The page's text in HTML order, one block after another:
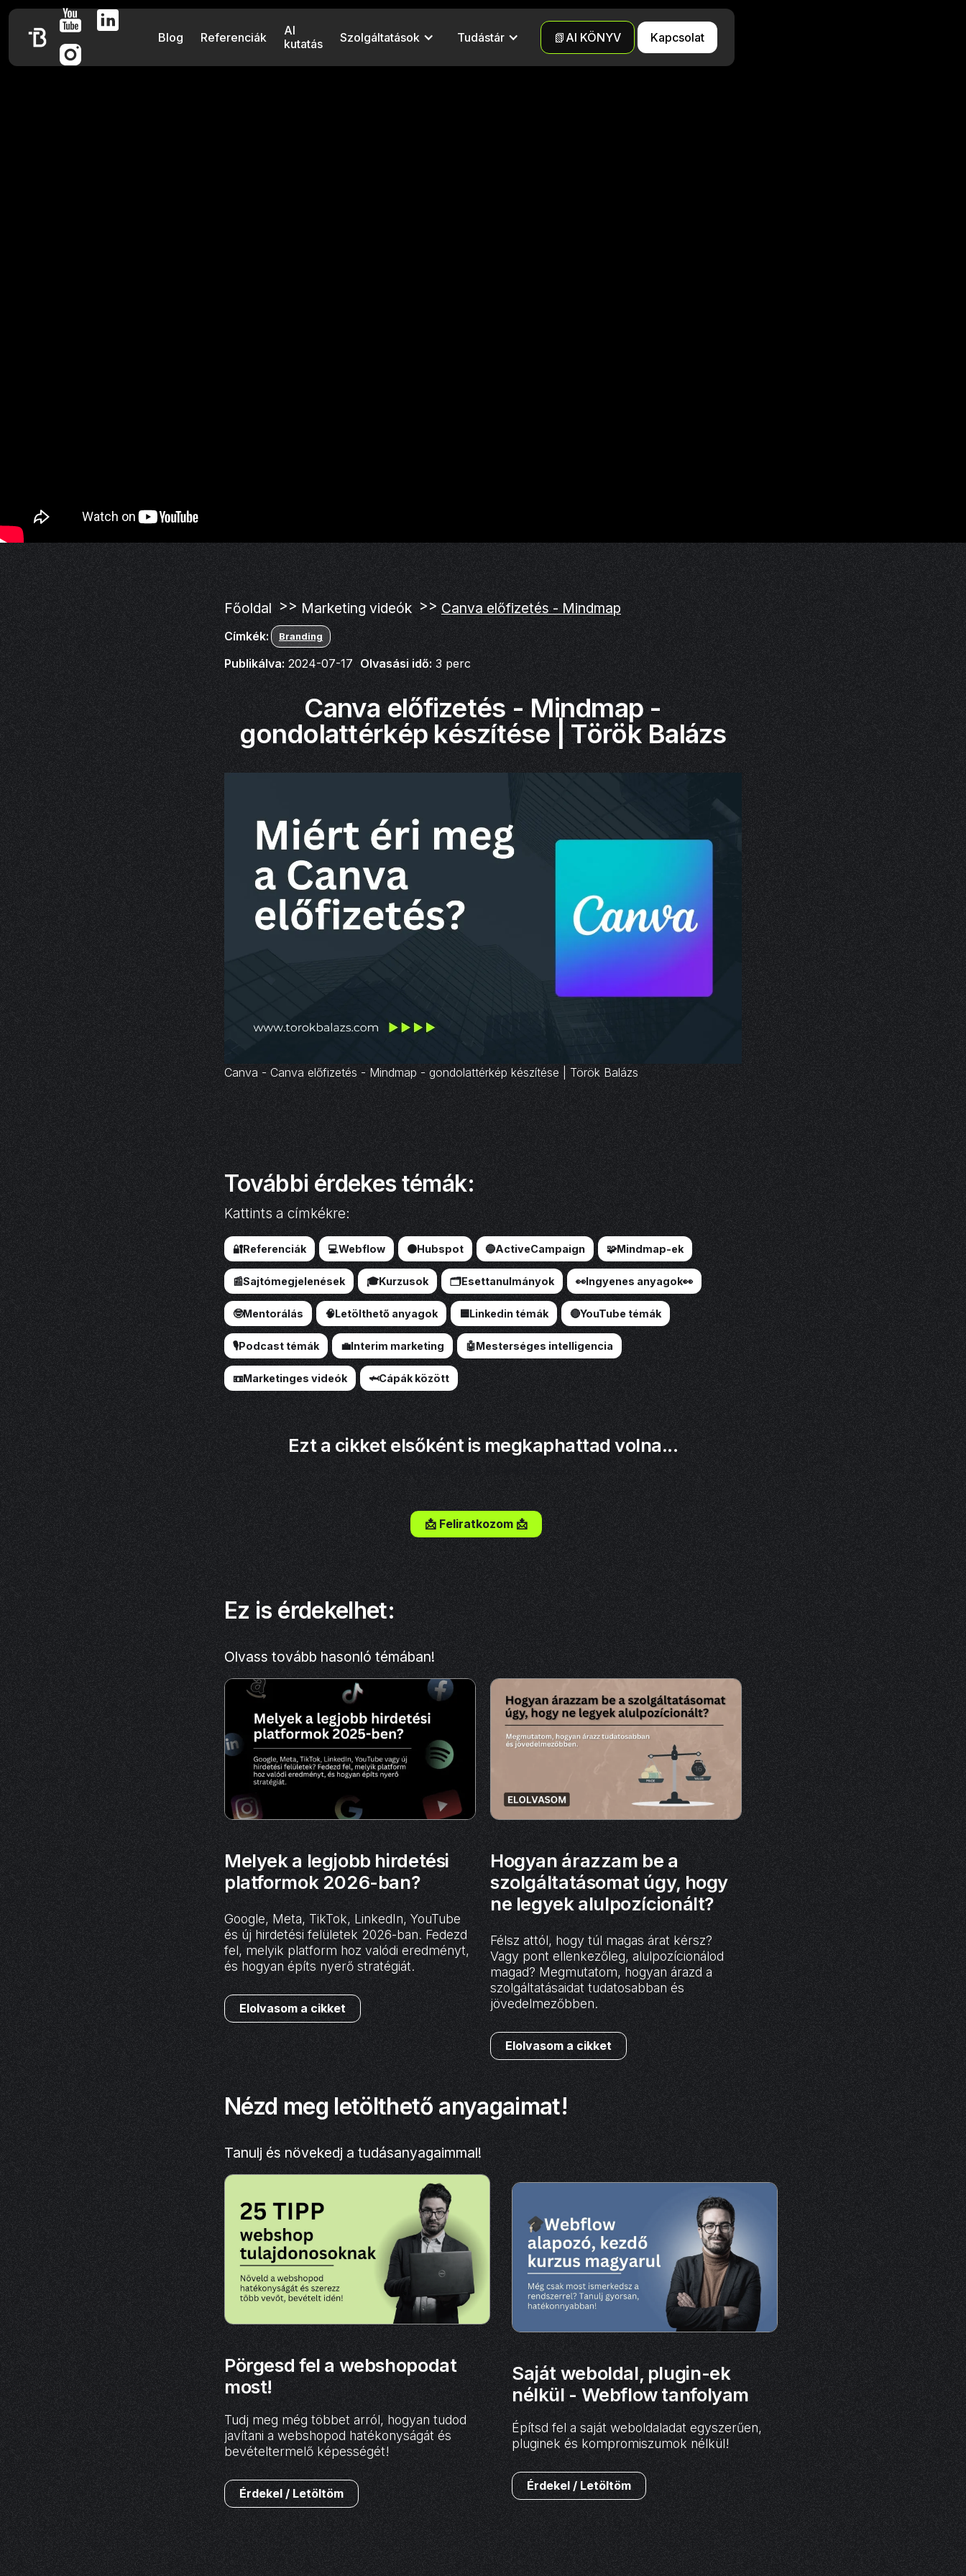
Blog Referenciák
AI
kutatás
Szolgáltatások Tudástár 📗AI KÖNYV Kapcsolat
Főoldal >> Marketing videók >> Canva előfizetés - Mindmap
Címkék: Branding
Publikálva: 2024-07-17 Olvasási idő: 3 perc
Canva előfizetés - Mindmap -
gondolattérkép készítése | Török Balázs
Canva - Canva előfizetés - Mindmap - gondolattérkép készítése | Török Balázs
További érdekes témák:
Kattints a címkékre:
🔐Referenciák 💻Webflow 🟠Hubspot 🔵ActiveCampaign 🧩Mindmap-ek
📰Sajtómegjelenések 🎓Kurzusok 🗂️Esettanulmányok 👀Ingyenes anyagok👀
🤓Mentorálás 🧠Letölthető anyagok 🟦Linkedin témák 🔴YouTube témák
🎙️Podcast témák 💼Interim marketing 🤖Mesterséges intelligencia
📼Marketinges videók 🦈Cápák között
Ezt a cikket elsőként is megkaphattad volna...
📩 Feliratkozom 📩
Ez is érdekelhet:
Olvass tovább hasonló témában!
Melyek a legjobb hirdetési
platformok 2026-ban?
Google, Meta, TikTok, LinkedIn, YouTube
és új hirdetési felületek 2026-ban. Fedezd
fel, melyik platform hoz valódi eredményt,
és hogyan építs nyerő stratégiát.
Elolvasom a cikket
Hogyan árazzam be a
szolgáltatásomat úgy, hogy
ne legyek alulpozícionált?
Félsz attól, hogy túl magas árat kérsz?
Vagy pont ellenkezőleg, alulpozícionálod
magad? Megmutatom, hogyan árazd a
szolgáltatásaidat tudatosabban és
jövedelmezőbben.
Elolvasom a cikket
Nézd meg letölthető anyagaimat!
Tanulj és növekedj a tudásanyagaimmal!
Pörgesd fel a webshopodat
most!
Tudj meg még többet arról, hogyan tudod
javítani a webshopod hatékonyságát és
bevételtermelő képességét!
Érdekel / Letöltöm
Saját weboldal, plugin-ek
nélkül - Webflow tanfolyam
Építsd fel a saját weboldaladat egyszerűen,
pluginek és kompromiszumok nélkül!
Érdekel / Letöltöm